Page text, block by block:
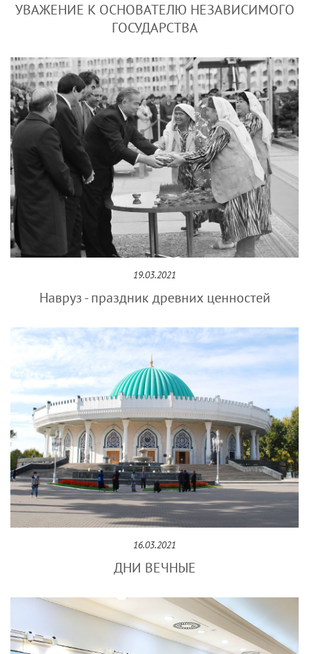
УВАЖЕНИЕ К ОСНОВАТЕЛЮ НЕЗАВИСИМОГО
ГОСУДАРСТВА
19.03.2021
Навруз - праздник древних ценностей
16.03.2021
ДНИ ВЕЧНЫЕ